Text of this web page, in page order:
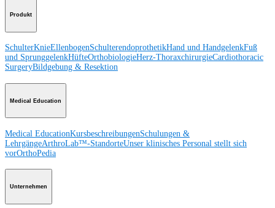
Produkt
SchulterKnieEllenbogenSchulterendoprothetikHand und HandgelenkFuß
und SprunggelenkHüfteOrthobiologieHerz-ThoraxchirurgieCardiothoracic
SurgeryBildgebung & Resektion
Medical Education
Medical EducationKursbeschreibungenSchulungen &
LehrgängeArthroLab™-StandorteUnser klinisches Personal stellt sich
vorOrthoPedia
Unternehmen